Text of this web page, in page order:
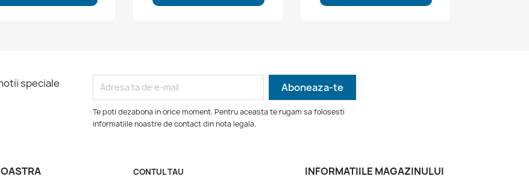
speciale
Te poti dezabona in orice moment. Pentru aceasta te rugam sa folosesti
informatiile noastre de contact din nota legala.
CONTUL TAU INFORMATIILE MAGAZINULUI